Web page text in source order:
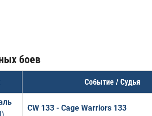
боев
Событие / Судья
CW 133 - Cage Warriors 133